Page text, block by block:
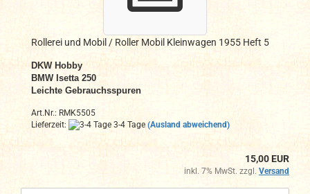
Rollerei und Mobil / Roller Mobil Kleinwagen 1955 Heft 5
DKW Hobby
BMW Isetta 250
Leichte Gebrauchsspuren
Art.Nr.: RMK5505
Lieferzeit:
3-4 Tage (Ausland abweichend)
15,00 EUR
inkl. 7% MwSt. zzgl. Versand